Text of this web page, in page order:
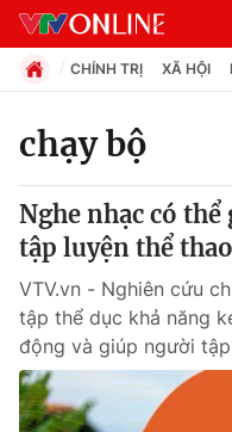
Chuyên mục
Chính trị
Xã hội
Pháp luật
CHÍNH TRỊ XÃ HỘI
chạy bộ
Nghe nhạc có
tập luyện thể
VTV.vn - Nghiên cứu
tập thể dục khả năng
động và giúp người